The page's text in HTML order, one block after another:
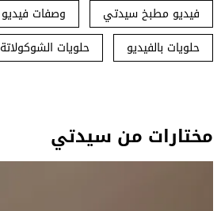
فيديو مطبخ سيدتي
وصفات فيديو
حلويات بالفيديو
حلويات الشوكولاتة
مختارات من سيدتي